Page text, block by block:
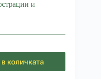
и
количката